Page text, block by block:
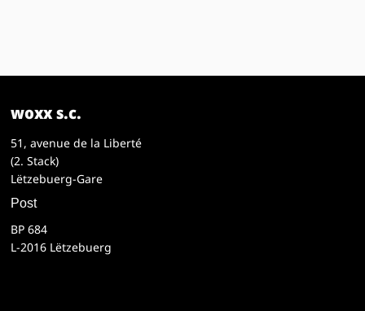
woxx s.c.
51, avenue de la Liberté
(2. Stack)
Lëtzebuerg-Gare
Post
BP 684
L-2016 Lëtzebuerg